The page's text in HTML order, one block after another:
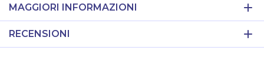
MAGGIORI INFORMAZIONI
RECENSIONI